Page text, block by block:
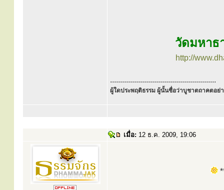
วัดมหาธ
http://
.....................................................
ผู้ใดประพฤติธรรม ผู้นั้นชื่อว่าบูชาตถาคตอย่า
เมื่อ: 12 ธ.ค. 2009, 19:06